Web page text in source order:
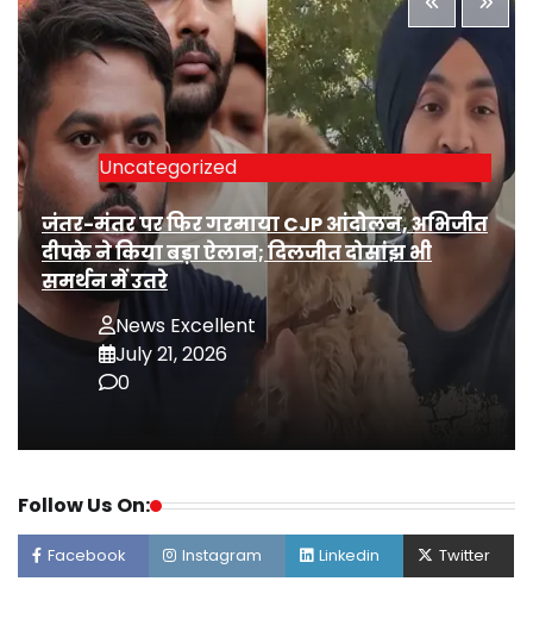
Uncategorized
जंतर-मंतर पर फिर गरमाया CJP आंदोलन, अभिजीत
दीपके ने किया बड़ा ऐलान; दिलजीत दोसांझ भी
समर्थन में उतरे
News Excellent
July 21, 2026
0
Follow Us On:
Facebook Instagram Linkedin Twitter